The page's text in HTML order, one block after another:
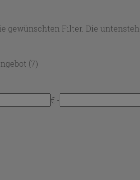
gewünschten Filter. Die
(7)
€ -